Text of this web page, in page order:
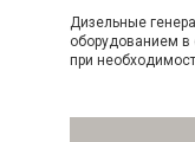
Дизельные
оборудованием в
при